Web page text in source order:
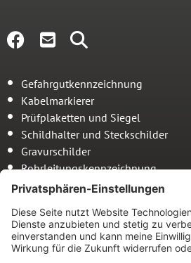
Gefahrgutkennzeichnung
Kabelmarkierer
Prüfplaketten und Siegel
Schildhalter und Steckschilder
Gravurschilder
Rohrleitungskennzeichnung
Anmeldetafeln